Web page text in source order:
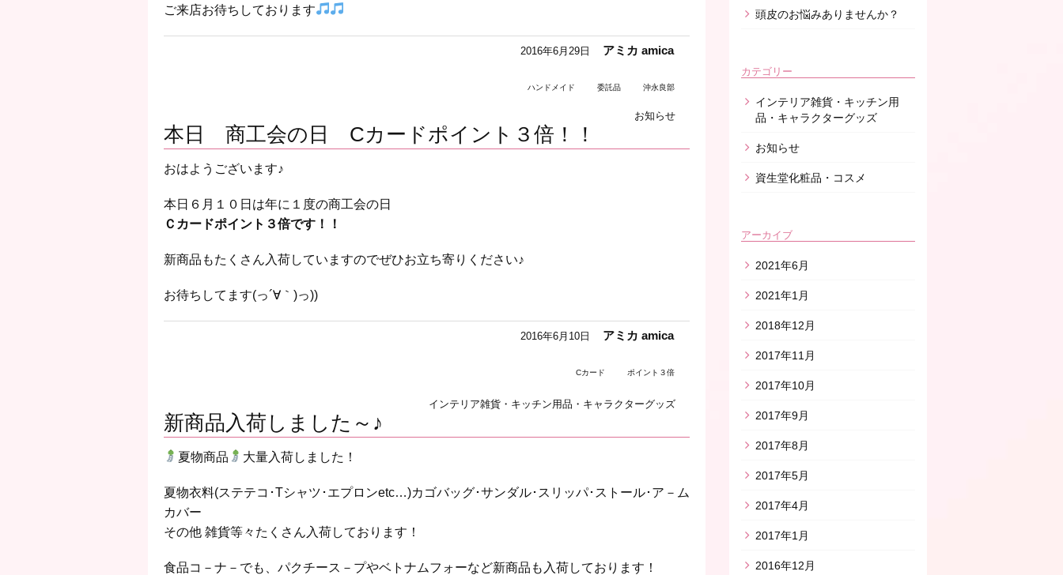
ご来店お待ちしております
2016年6月29日 アミカ amica
ハンドメイド 委託品 沖永良部
お知らせ
本日 商工会の日 Cカードポイント３倍！！
おはようございます♪
本日６月１０日は年に１度の商工会の日
Ｃカードポイント３倍です！！
新商品もたくさん入荷していますのでぜひお立ち寄りください♪
お待ちしてます(っ´∀｀)っ))
2016年6月10日 アミカ amica
Cカード ポイント３倍
インテリア雑貨・キッチン用品・キャラクターグッズ
新商品入荷しました～♪
夏物商品 大量入荷しました！
夏物衣料(ステテコ･Tシャツ･エプロンetc…)カゴバッグ･サンダル･スリッパ･ストール･ア－ム
カバー
その他 雑貨等々たくさん入荷しております！
食品コ－ナ－でも、パクチース－プやベトナムフォーなど新商品も入荷しております！
頭皮のお悩みありませんか？
カテゴリー
インテリア雑貨・キッチン用
品・キャラクターグッズ
お知らせ
資生堂化粧品・コスメ
アーカイブ
2021年6月
2021年1月
2018年12月
2017年11月
2017年10月
2017年9月
2017年8月
2017年5月
2017年4月
2017年1月
2016年12月